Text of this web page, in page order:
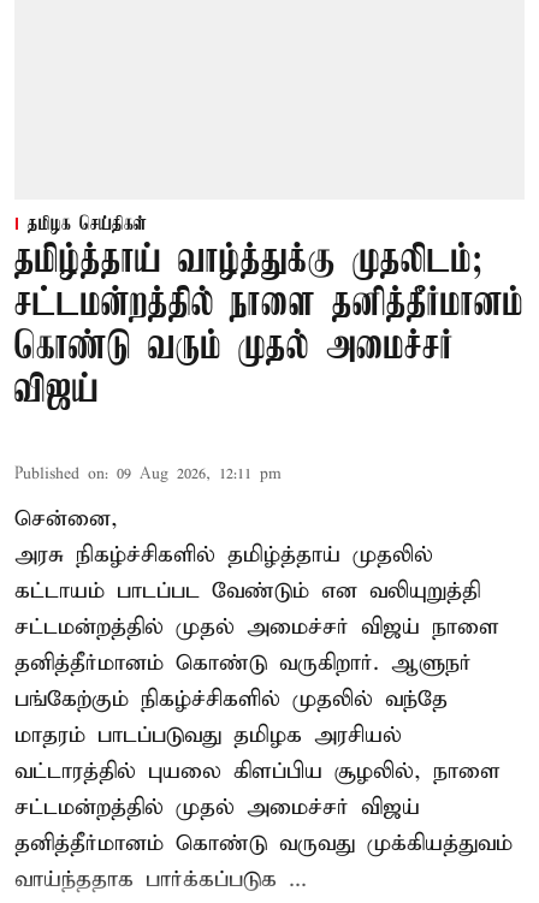
தமிழக செய்திகள்
தமிழ்த்தாய் வாழ்த்துக்கு முதலிடம்;
சட்டமன்றத்தில் நாளை தனித்தீர்மானம்
கொண்டு வரும் முதல் அமைச்சர்
விஜய்
Published on: 09 Aug 2026, 12:11 pm
சென்னை,
அரசு நிகழ்ச்சிகளில் தமிழ்த்தாய் முதலில்
கட்டாயம் பாடப்பட வேண்டும் என வலியுறுத்தி
சட்டமன்றத்தில் முதல் அமைச்சர் விஜய் நாளை
தனித்தீர்மானம் கொண்டு வருகிறார். ஆளுநர்
பங்கேற்கும் நிகழ்ச்சிகளில் முதலில் வந்தே
மாதரம் பாடப்படுவது தமிழக அரசியல்
வட்டாரத்தில் புயலை கிளப்பிய சூழலில், நாளை
சட்டமன்றத்தில் முதல் அமைச்சர் விஜய்
தனித்தீர்மானம் கொண்டு வருவது முக்கியத்துவம்
வாய்ந்ததாக பார்க்கப்படுக ...